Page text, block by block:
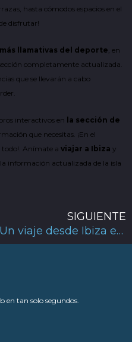
hasta cómodos espacios en el
disfrutar!
llamativas del deporte, en
completamente actualizada.
que se llevarán a cabo
interactivos en la sección de
que necesitas. ¡En el
todo!. Anímate a viajar a Ibiza y
información actualizada de la isla
SIGUIENTE
Un viaje desde Ibiza en ferry a Formentera
en tan solo segundos.